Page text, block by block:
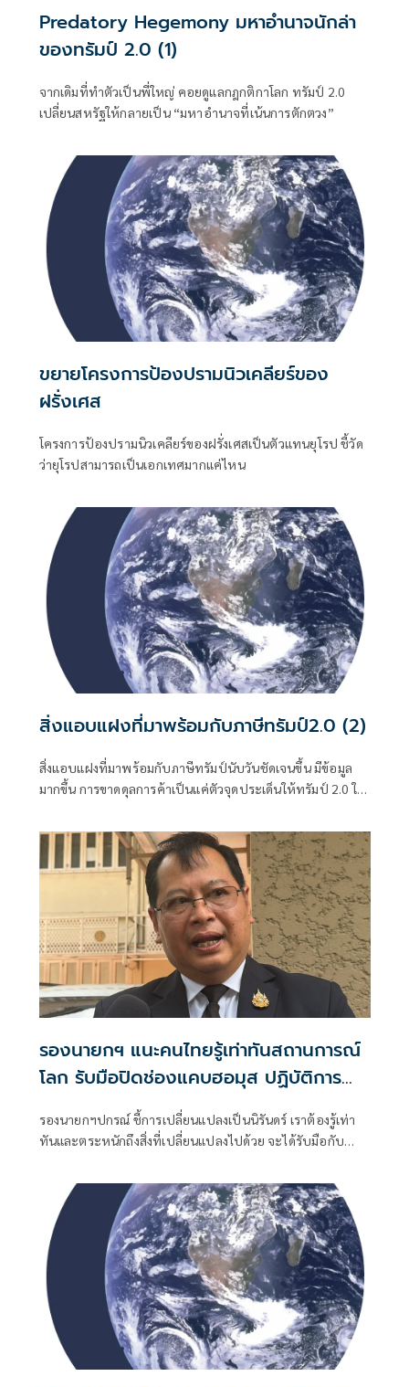
Predatory Hegemony มหาอำนาจนักล่า
ของทรัมป์ 2.0 (1)
จากเดิมที่ทำตัวเป็นพี่ใหญ่ คอยดูแลกฎกติกาโลก ทรัมป์ 2.0
เปลี่ยนสหรัฐให้กลายเป็น “มหาอำนาจที่เน้นการตักตวง”
ขยายโครงการป้องปรามนิวเคลียร์ของ
ฝรั่งเศส
โครงการป้องปรามนิวเคลียร์ของฝรั่งเศสเป็นตัวแทนยุโรป ชี้วัด
ว่ายุโรปสามารถเป็นเอกเทศมากแค่ไหน
สิ่งแอบแฝงที่มาพร้อมกับภาษีทรัมป์2.0 (2)
สิ่งแอบแฝงที่มาพร้อมกับภาษีทรัมป์นับวันชัดเจนขึ้น มีข้อมูล
มากขึ้น การขาดดุลการค้าเป็นแค่ตัวจุดประเด็นให้ทรัมป์ 2.0 ใช้
รองนายกฯ แนะคนไทยรู้เท่าทันสถานการณ์
โลก รับมือปิดช่องแคบฮอมุส ปฏิบัติการ
รอบสามตะวันออกกลาง
รองนายกฯปกรณ์ ชี้การเปลี่ยนแปลงเป็นนิรันดร์ เราต้องรู้เท่า
ทันและตระหนักถึงสิ่งที่เปลี่ยนแปลงไปด้วย จะได้รับมือกับ